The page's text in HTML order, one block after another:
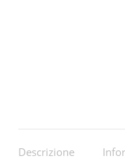
Descrizione